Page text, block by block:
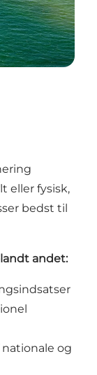
eller fysisk,
bedst til
andet:
og